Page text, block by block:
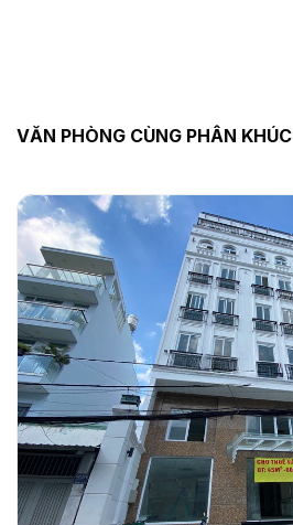
VĂN PHÒNG CÙNG PHÂN KHÚC